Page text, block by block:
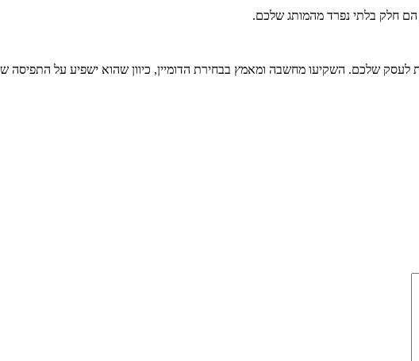
הם חלק בלתי נפרד מהמותג שלכם.
לעסק שלכם. השקיעו מחשבה ומאמץ בבחירת הדומיין, כיוון שהוא ישפיע על